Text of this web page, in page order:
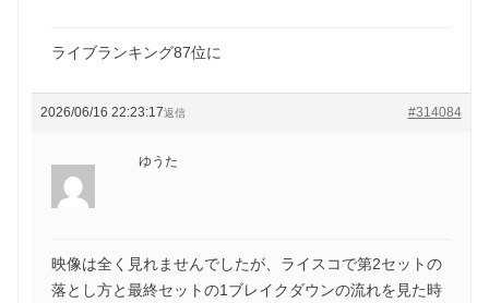
ライブランキング87位に
2026/06/16 22:23:17 #314084
返信
ゆうた
映像は全く見れませんでしたが、ライスコで第2セットの
落とし方と最終セットの1ブレイクダウンの流れを見た時